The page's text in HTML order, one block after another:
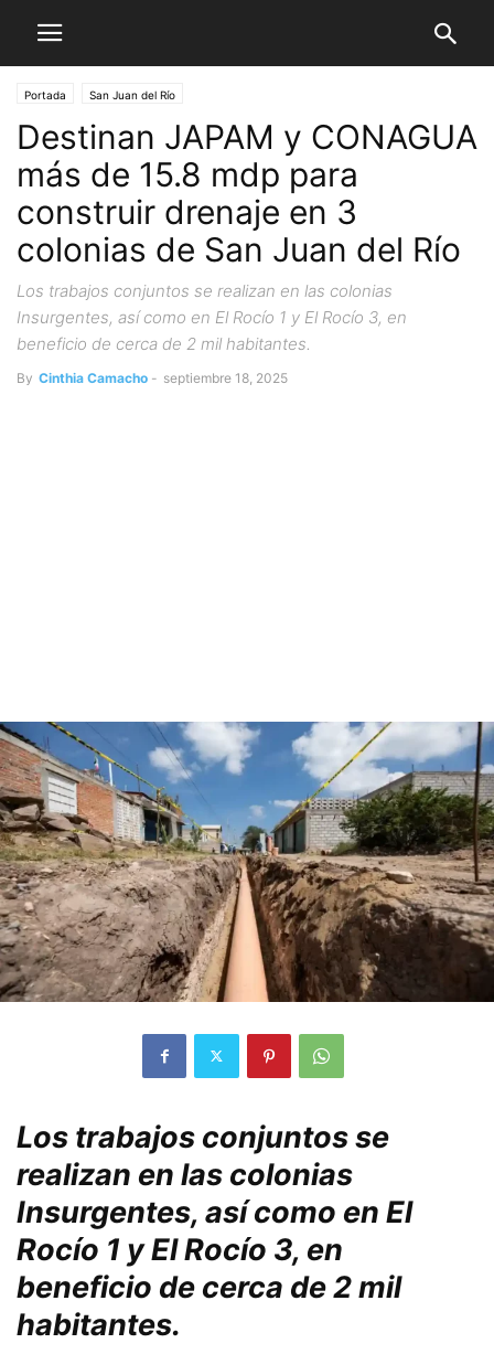
Portada San Juan del Río
Destinan JAPAM y CONAGUA
más de 15.8 mdp para
construir drenaje en 3
colonias de San Juan del Río
Los trabajos conjuntos se realizan en las colonias
Insurgentes, así como en El Rocío 1 y El Rocío 3, en
beneficio de cerca de 2 mil habitantes.
By Cinthia Camacho - septiembre 18, 2025
Los trabajos conjuntos se
realizan en las colonias
Insurgentes, así como en El
Rocío 1 y El Rocío 3, en
beneficio de cerca de 2 mil
habitantes.